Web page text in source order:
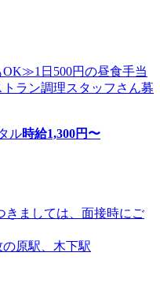
日500円の昼食手当
ラン調理スタッフさん募
ル時給1,300円〜
ましては、面接時にご
原駅、木下駅